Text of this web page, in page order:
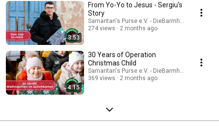
3:53
From Yo-Yo to Jesus - Sergiu's
Story
Samaritan's Purse e.V. -
274 views
2 months ago
4:15
30 Years of Operation
Christmas Child
Samaritan's Purse e.V. -
369 views
2 months ago